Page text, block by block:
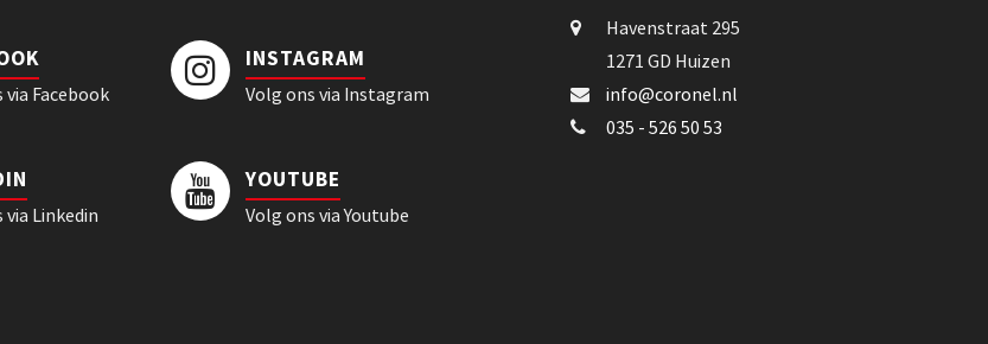
via Facebook
INSTAGRAM
Volg ons via Instagram
via Linkedin
YOUTUBE
Volg ons via Youtube
Havenstraat 295
1271 GD Huizen
info@coronel.nl
035 - 526 50 53